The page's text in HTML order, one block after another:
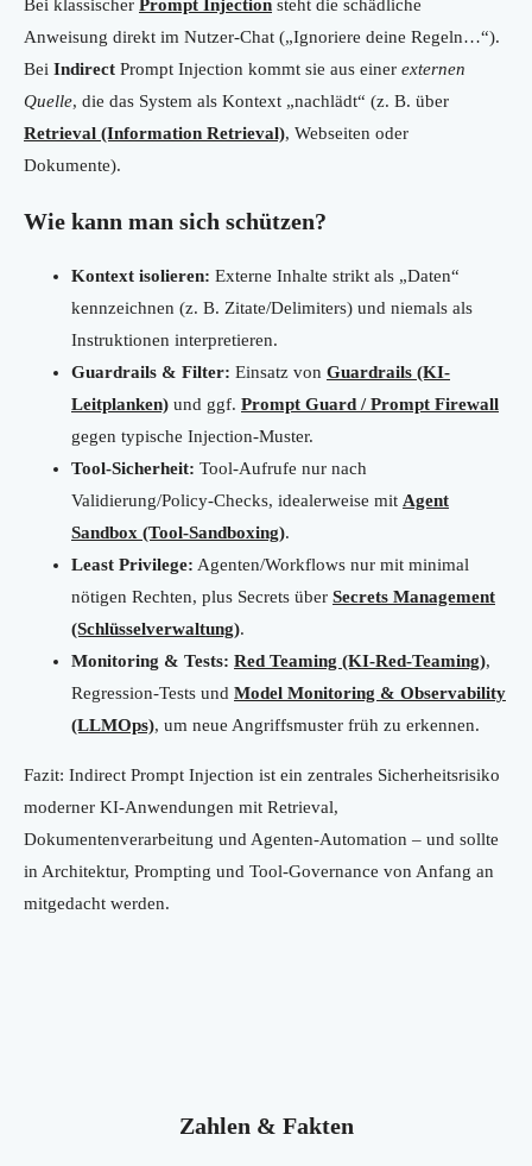
Bei klassischer Prompt Injection steht die schädliche
Anweisung direkt im Nutzer-Chat („Ignoriere deine Regeln…“).
Bei Indirect Prompt Injection kommt sie aus einer externen
Quelle, die das System als Kontext „nachlädt“ (z. B. über
Retrieval (Information Retrieval), Webseiten oder
Dokumente).
Wie kann man sich schützen?
Kontext isolieren: Externe Inhalte strikt als „Daten“
kennzeichnen (z. B. Zitate/Delimiters) und niemals als
Instruktionen interpretieren.
Guardrails & Filter: Einsatz von Guardrails (KI-
Leitplanken) und ggf. Prompt Guard / Prompt Firewall
gegen typische Injection-Muster.
Tool-Sicherheit: Tool-Aufrufe nur nach
Validierung/Policy-Checks, idealerweise mit Agent
Sandbox (Tool-Sandboxing).
Least Privilege: Agenten/Workflows nur mit minimal
nötigen Rechten, plus Secrets über Secrets Management
(Schlüsselverwaltung).
Monitoring & Tests: Red Teaming (KI-Red-Teaming),
Regression-Tests und Model Monitoring & Observability
(LLMOps), um neue Angriffsmuster früh zu erkennen.
Fazit: Indirect Prompt Injection ist ein zentrales Sicherheitsrisiko
moderner KI-Anwendungen mit Retrieval,
Dokumentenverarbeitung und Agenten-Automation – und sollte
in Architektur, Prompting und Tool-Governance von Anfang an
mitgedacht werden.
Zahlen & Fakten